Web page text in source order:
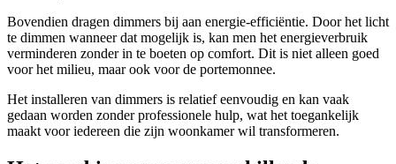
Bovendien dragen dimmers bij aan energie-efficiëntie. Door het licht
te dimmen wanneer dat mogelijk is, kan men het energieverbruik
verminderen zonder in te boeten op comfort. Dit is niet alleen goed
voor het milieu, maar ook voor de portemonnee.
Het installeren van dimmers is relatief eenvoudig en kan vaak
gedaan worden zonder professionele hulp, wat het toegankelijk
maakt voor iedereen die zijn woonkamer wil transformeren.